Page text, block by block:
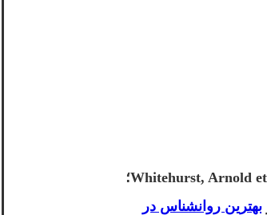
شناختی و آگاهی املایی را تقویت می کند (Mol & Bus, 2011; Mol, Bus, & De Jong, 2009؛ Wasik, Bond, & Hindman, 2006؛ Whitehurst, Arnold et al., 1994؛
بهترین روانشناس در